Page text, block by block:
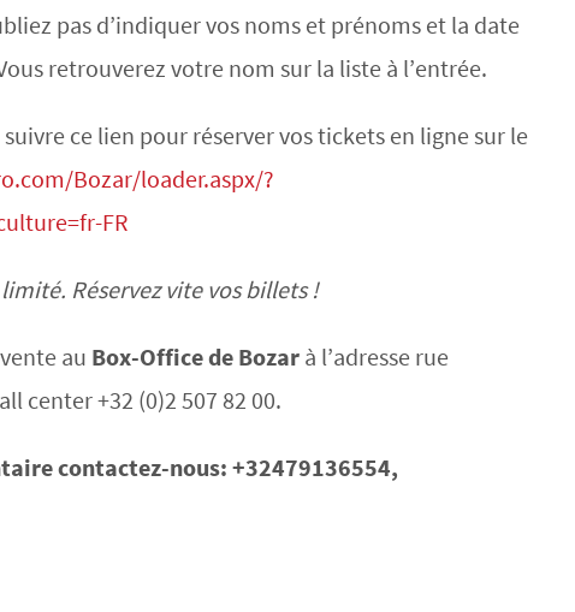
pas d’indiquer vos noms et prénoms et la date
retrouverez votre nom sur la liste à l’entrée.
ce lien pour réserver vos tickets en ligne sur le
Bozar/loader.aspx/?
FR
Réservez vite vos billets !
au Box-Office de Bozar à l’adresse rue
center +32 (0)2 507 82 00.
contactez-nous: +32479136554,